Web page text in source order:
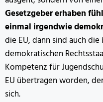
Gesetzgeber erhaben
einmal irgendwie
die EU, dann sind auch
demokratischen
Kompetenz für
EU übertragen worden,
sich.